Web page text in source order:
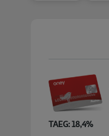
TAEG: 18,4%